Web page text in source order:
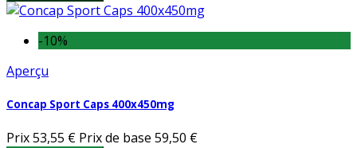
-10%
Aperçu
Concap Sport Caps 400x450mg
Prix53,55 € Prix de base 59,50 €